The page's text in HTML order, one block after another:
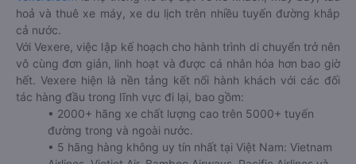
hoả và thuê xe máy, xe du lịch trên nhiều tuyến đường khắp
cả nước.
Với Vexere, việc lập kế hoạch cho hành trình di chuyển trở nên
vô cùng đơn giản, linh hoạt và được cá nhân hóa hơn bao giờ
hết. Vexere hiện là nền tảng kết nối hành khách với các đối
tác hàng đầu trong lĩnh vực đi lại, bao gồm:
• 2000+ hãng xe chất lượng cao trên 5000+ tuyến
đường trong và ngoài nước.
• 5 hãng hàng không uy tín nhất tại Việt Nam: Vietnam